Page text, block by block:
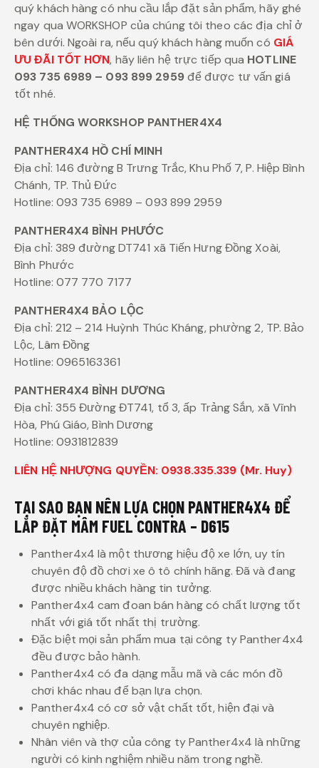
quý khách hàng có nhu cầu lắp đặt sản phẩm, hãy ghé
ngay qua WORKSHOP của chúng tôi theo các địa chỉ ở
bên dưới. Ngoài ra, nếu quý khách hàng muốn có GIÁ
ƯU ĐÃI TỐT HƠN, hãy liên hệ trực tiếp qua HOTLINE
093 735 6989 – 093 899 2959để được tư vấn giá
tốt nhé.
HỆ THỐNG WORKSHOP PANTHER4X4
PANTHER4X4 HỒ CHÍ MINH
Địa chỉ: 146 đường B Trưng Trắc, Khu Phố 7, P. Hiệp Bình
Chánh, TP. Thủ Đức
Hotline: 093 735 6989 – 093 899 2959
PANTHER4X4 BÌNH PHƯỚC
Địa chỉ: 389 đường DT741 xã Tiến Hưng Đồng Xoài,
Bình Phước
Hotline: 077 770 7177
PANTHER4X4 BẢO LỘC
Địa chỉ: 212 – 214 Huỳnh Thúc Kháng, phường 2, TP. Bảo
Lộc, Lâm Đồng
Hotline: 0965163361
PANTHER4X4 BÌNH DƯƠNG
Địa chỉ: 355 Đường ĐT741, tổ 3, ấp Trảng Sắn, xã Vĩnh
Hòa, Phú Giáo, Bình Dương
Hotline: 0931812839
LIÊN HỆ NHƯỢNG QUYỀN: 0938.335.339 (Mr. Huy)
TẠI SAO BẠN NÊN LỰA CHỌN PANTHER4X4 ĐỂ
LẮP ĐẶT MÂM FUEL CONTRA – D615
Panther4x4 là một thương hiệu độ xe lớn, uy tín
chuyên độ đồ chơi xe ô tô chính hãng. Đã và đang
được nhiều khách hàng tin tưởng.
Panther4x4 cam đoan bán hàng có chất lượng tốt
nhất với giá tốt nhất thị trường.
Đặc biệt mọi sản phẩm mua tại công ty Panther4x4
đều được bảo hành.
Panther4x4 có đa dạng mẫu mã và các món đồ
chơi khác nhau để bạn lựa chọn.
Panther4x4 có cơ sở vật chất tốt, hiện đại và
chuyên nghiệp.
Nhân viên và thợ của công ty Panther4x4 là những
người có kinh nghiệm nhiều năm trong nghề.